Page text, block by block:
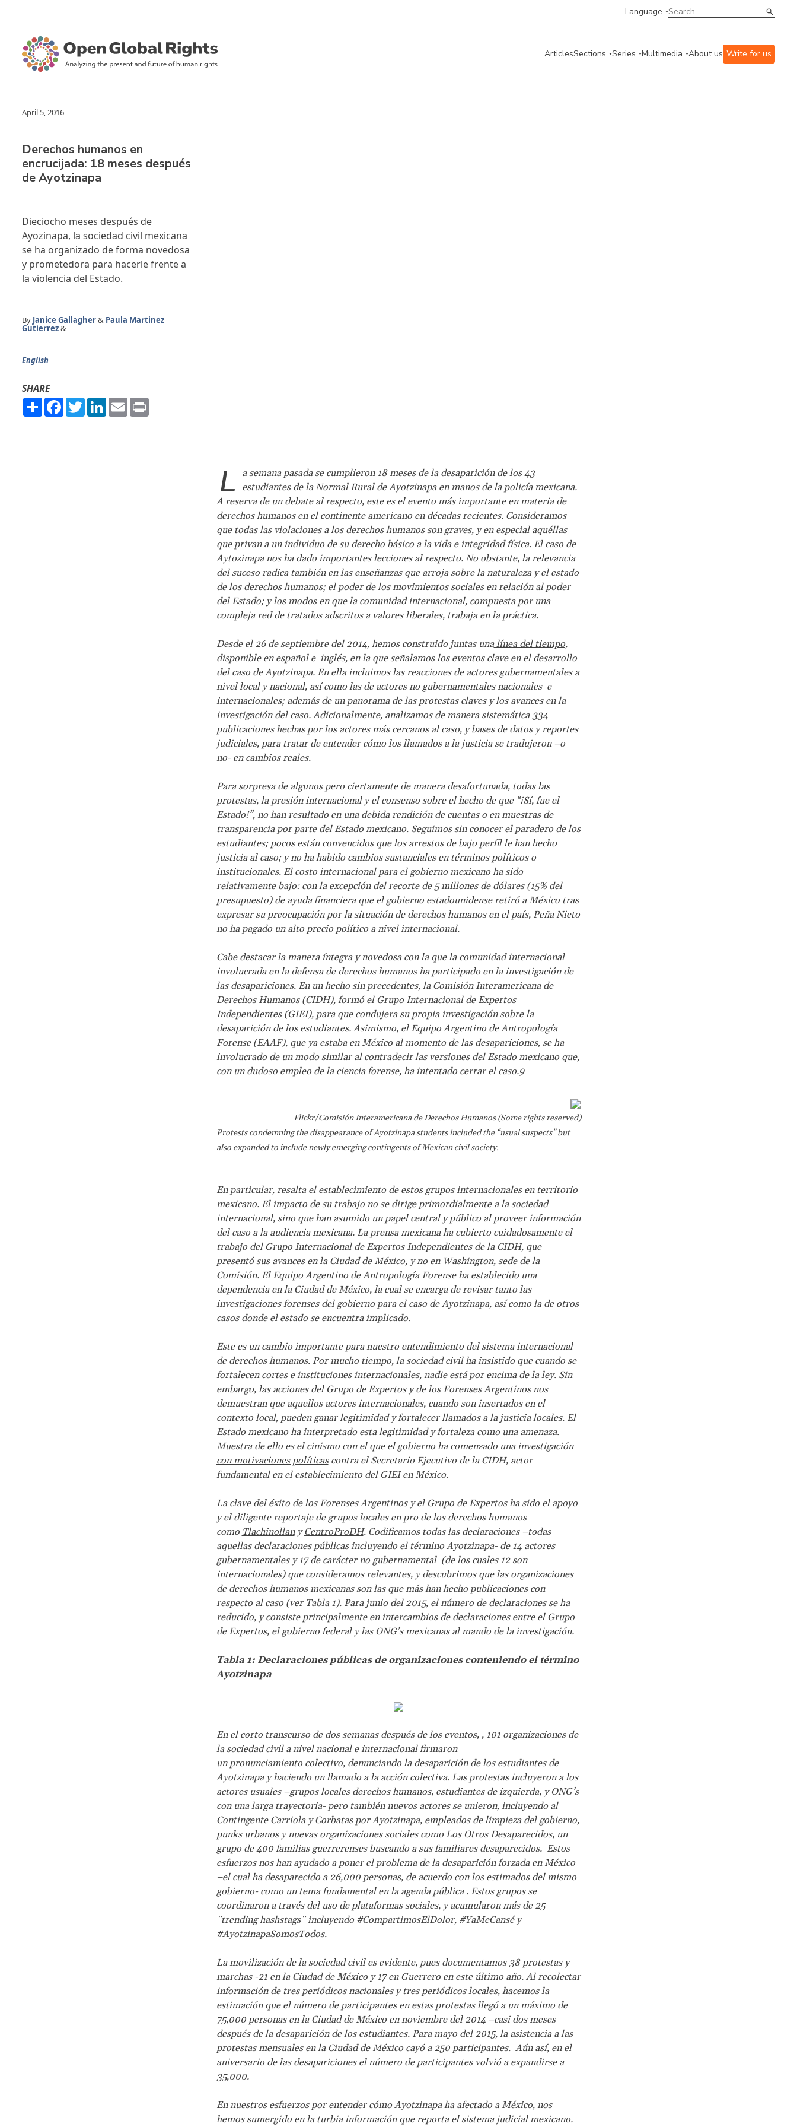
Language
ArticlesSections Series Multimedia About us Write for us
April 5, 2016
Derechos humanos en
encrucijada: 18 meses después
de Ayotzinapa
Dieciocho meses después de
Ayozinapa, la sociedad civil mexicana
se ha organizado de forma novedosa
y prometedora para hacerle frente a
la violencia del Estado.
By Janice Gallagher& Paula Martinez
Gutierrez&
English
SHARE
ShareFacebook
TwitterLinkedIn
Email
L
a semana pasada se cumplieron 18 meses de la desaparición de los 43
estudiantes de la Normal Rural de Ayotzinapa en manos de la policía mexicana.
A reserva de un debate al respecto, este es el evento más importante en materia de
derechos humanos en el continente americano en décadas recientes. Consideramos
que todas las violaciones a los derechos humanos son graves, y en especial aquéllas
que privan a un individuo de su derecho básico a la vida e integridad física. El caso de
Aytozinapa nos ha dado importantes lecciones al respecto. No obstante, la relevancia
del suceso radica también en las enseñanzas que arroja sobre la naturaleza y el estado
de los derechos humanos; el poder de los movimientos sociales en relación al poder
del Estado; y los modos en que la comunidad internacional, compuesta por una
compleja red de tratados adscritos a valores liberales, trabaja en la práctica.
Desde el 26 de septiembre del 2014, hemos construido juntas unalínea del tiempo,
disponible en español e inglés, en la que señalamos los eventos clave en el desarrollo
del caso de Ayotzinapa. En ella incluimos las reacciones de actores gubernamentales a
nivel local y nacional, así como las de actores no gubernamentales nacionales e
internacionales; además de un panorama de las protestas claves y los avances en la
investigación del caso. Adicionalmente, analizamos de manera sistemática 334
publicaciones hechas por los actores más cercanos al caso, y bases de datos y reportes
judiciales, para tratar de entender cómo los llamados a la justicia se tradujeron –o
no- en cambios reales.
Para sorpresa de algunos pero ciertamente de manera desafortunada, todas las
protestas, la presión internacional y el consenso sobre el hecho de que “¡Sí, fue el
Estado!”, no han resultado en una debida rendición de cuentas o en muestras de
transparencia por parte del Estado mexicano. Seguimos sin conocer el paradero de los
estudiantes; pocos están convencidos que los arrestos de bajo perfil le han hecho
justicia al caso; y no ha habido cambios sustanciales en términos políticos o
institucionales. El costo internacional para el gobierno mexicano ha sido
relativamente bajo: con la excepción del recorte de5 millones de dólares (15% del
presupuesto)de ayuda financiera que el gobierno estadounidense retiró a México tras
expresar su preocupación por la situación de derechos humanos en el país, Peña Nieto
no ha pagado un alto precio político a nivel internacional.
Cabe destacar la manera íntegra y novedosa con la que la comunidad internacional
involucrada en la defensa de derechos humanos ha participado en la investigación de
las desapariciones. En un hecho sin precedentes, la Comisión Interamericana de
Derechos Humanos (CIDH), formó el Grupo Internacional de Expertos
Independientes (GIEI), para que condujera su propia investigación sobre la
desaparición de los estudiantes. Asimismo, el Equipo Argentino de Antropología
Forense (EAAF), que ya estaba en México al momento de las desapariciones, se ha
involucrado de un modo similar al contradecir las versiones del Estado mexicano que,
con un dudoso empleo de la ciencia forense, ha intentado cerrar el caso.9
Flickr/Comisión Interamericana de Derechos Humanos (Some rights reserved)
Protests condemning the disappearance of Ayotzinapa students included the “usual suspects” but
also expanded to include newly emerging contingents of Mexican civil society.
En particular, resalta el establecimiento de estos grupos internacionales en territorio
mexicano. El impacto de su trabajo no se dirige primordialmente a la sociedad
internacional, sino que han asumido un papel central y público al proveer información
del caso a la audiencia mexicana. La prensa mexicana ha cubierto cuidadosamente el
trabajo del Grupo Internacional de Expertos Independientes de la CIDH, que
presentósus avancesen la Ciudad de México, y no en Washington, sede de la
Comisión. El Equipo Argentino de Antropología Forense ha establecido una
dependencia en la Ciudad de México, la cual se encarga de revisar tanto las
investigaciones forenses del gobierno para el caso de Ayotzinapa, así como la de otros
casos donde el estado se encuentra implicado.
Este es un cambio importante para nuestro entendimiento del sistema internacional
de derechos humanos. Por mucho tiempo, la sociedad civil ha insistido que cuando se
fortalecen cortes e instituciones internacionales, nadie está por encima de la ley. Sin
embargo, las acciones del Grupo de Expertos y de los Forenses Argentinos nos
demuestran que aquellos actores internacionales, cuando son insertados en el
contexto local, pueden ganar legitimidad y fortalecer llamados a la justicia locales. El
Estado mexicano ha interpretado esta legitimidad y fortaleza como una amenaza.
Muestra de ello es el cinismo con el que el gobierno ha comenzado unainvestigación
con motivaciones políticascontra el Secretario Ejecutivo de la CIDH, actor
fundamental en el establecimiento del GIEI en México.
La clave del éxito de los Forenses Argentinos y el Grupo de Expertos ha sido el apoyo
y el diligente reportaje de grupos locales en pro de los derechos humanos
como TlachinollanyCentroProDH. Codificamos todas las declaraciones –todas
aquellas declaraciones públicas incluyendo el término Ayotzinapa- de 14 actores
gubernamentales y 17 de carácter no gubernamental (de los cuales 12 son
internacionales) que consideramos relevantes, y descubrimos que las organizaciones
de derechos humanos mexicanas son las que más han hecho publicaciones con
respecto al caso (ver Tabla 1). Para junio del 2015, el número de declaraciones se ha
reducido, y consiste principalmente en intercambios de declaraciones entre el Grupo
de Expertos, el gobierno federal y las ONG’s mexicanas al mando de la investigación.
Tabla 1: Declaraciones públicas de organizaciones conteniendo el término
Ayotzinapa
En el corto transcurso de dos semanas después de los eventos, , 101 organizaciones de
la sociedad civil a nivel nacional e internacional firmaron
unpronunciamientocolectivo, denunciando la desaparición de los estudiantes de
Ayotzinapa y haciendo un llamado a la acción colectiva. Las protestas incluyeron a los
actores usuales –grupos locales derechos humanos, estudiantes de izquierda, y ONG’s
con una larga trayectoria- pero también nuevos actores se unieron, incluyendo al
Contingente Carriola y Corbatas por Ayotzinapa, empleados de limpieza del gobierno,
punks urbanos y nuevas organizaciones sociales como Los Otros Desaparecidos, un
grupo de 400 familias guerrerenses buscando a sus familiares desaparecidos. Estos
esfuerzos nos han ayudado a poner el problema de la desaparición forzada en México
–el cual ha desaparecido a 26,000 personas, de acuerdo con los estimados del mismo
gobierno- como un tema fundamental en la agenda pública . Estos grupos se
coordinaron a través del uso de plataformas sociales, y acumularon más de 25
¨trending hashstags¨ incluyendo #CompartimosElDolor, #YaMeCansé y
#AyotzinapaSomosTodos.
La movilización de la sociedad civil es evidente, pues documentamos 38 protestas y
marchas -21 en la Ciudad de México y 17 en Guerrero en este último año. Al recolectar
información de tres periódicos nacionales y tres periódicos locales, hacemos la
estimación que el número de participantes en estas protestas llegó a un máximo de
75,000 personas en la Ciudad de México en noviembre del 2014 –casi dos meses
después de la desaparición de los estudiantes. Para mayo del 2015, la asistencia a las
protestas mensuales en la Ciudad de México cayó a 250 participantes. Aún así, en el
aniversario de las desapariciones el número de participantes volvió a expandirse a
35,000.
En nuestros esfuerzos por entender cómo Ayotzinapa ha afectado a México, nos
hemos sumergido en la turbia información que reporta el sistema judicial mexicano.